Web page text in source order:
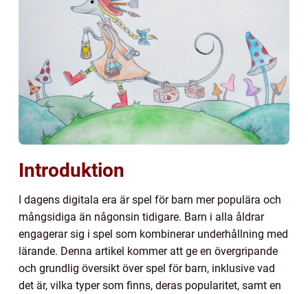
Introduktion
I dagens digitala era är spel för barn mer populära och
mångsidiga än någonsin tidigare. Barn i alla åldrar
engagerar sig i spel som kombinerar underhållning med
lärande. Denna artikel kommer att ge en övergripande
och grundlig översikt över spel för barn, inklusive vad
det är, vilka typer som finns, deras popularitet, samt en